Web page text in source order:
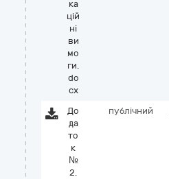
ка
цій
ні
ви
мо
ги.
do
cx
До
да
то
к
№
2.
публічний